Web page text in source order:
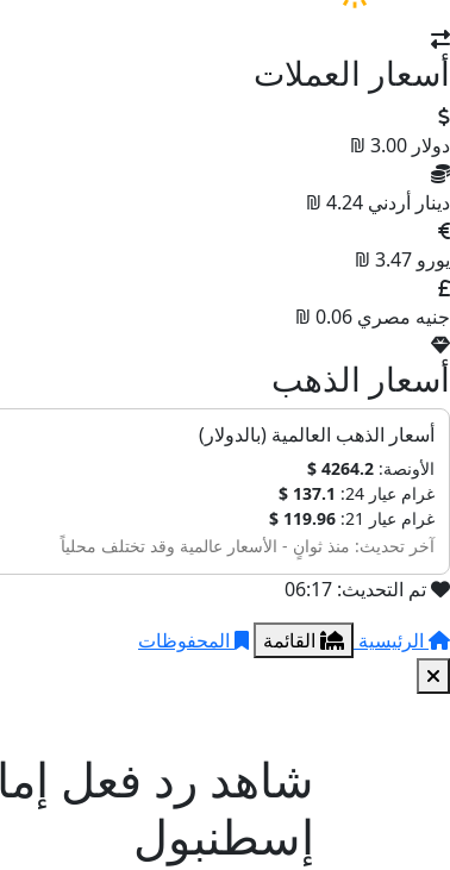
أسعار العملات
دولار 3.00 ₪
دينار أردني 4.24 ₪
يورو 3.47 ₪
جنيه مصري 0.06 ₪
أسعار الذهب
أسعار الذهب العالمية (بالدولار)
الأونصة: 4264.2 $
غرام عيار 24:
137.1 $
غرام عيار 21:
119.96 $
آخر تحديث: منذ ثوانٍ - الأسعار عالمية وقد تختلف محلياً
تم التحديث: 06:17
الرئيسية
القائمة المحفوظات
شاهد رد فعل
إسطنبول